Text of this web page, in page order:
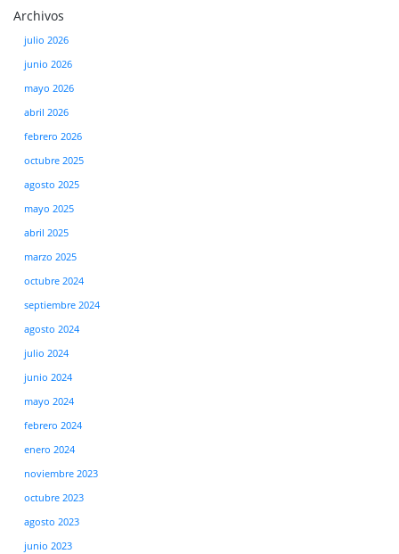
Archivos
julio 2026
junio 2026
mayo 2026
abril 2026
febrero 2026
octubre 2025
agosto 2025
mayo 2025
abril 2025
marzo 2025
octubre 2024
septiembre 2024
agosto 2024
julio 2024
junio 2024
mayo 2024
febrero 2024
enero 2024
noviembre 2023
octubre 2023
agosto 2023
junio 2023